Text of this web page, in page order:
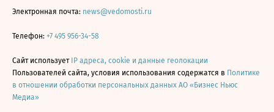
Электронная почта: news@vedomosti.ru
Телефон: +7 495 956-34-58
Сайт использует IP адреса, cookie и данные геолокации
Пользователей сайта, условия использования содержатся в Политике
в отношении обработки персональных данных АО «Бизнес Ньюс
Медиа»